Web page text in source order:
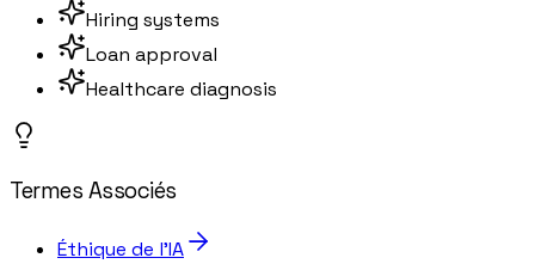
Hiring systems
Loan approval
Healthcare diagnosis
Termes Associés
Éthique de l'IA